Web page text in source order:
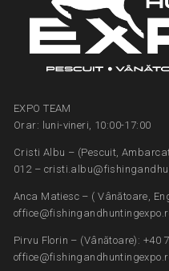
EXPO TEAM
Orar: luni-vineri, 10:00-17:00
Cristi Albu – (Pescuit,
012 –
Anca Matiesc – ( Vânătoare,
Pirvu Florin – (Vânătoare): +40